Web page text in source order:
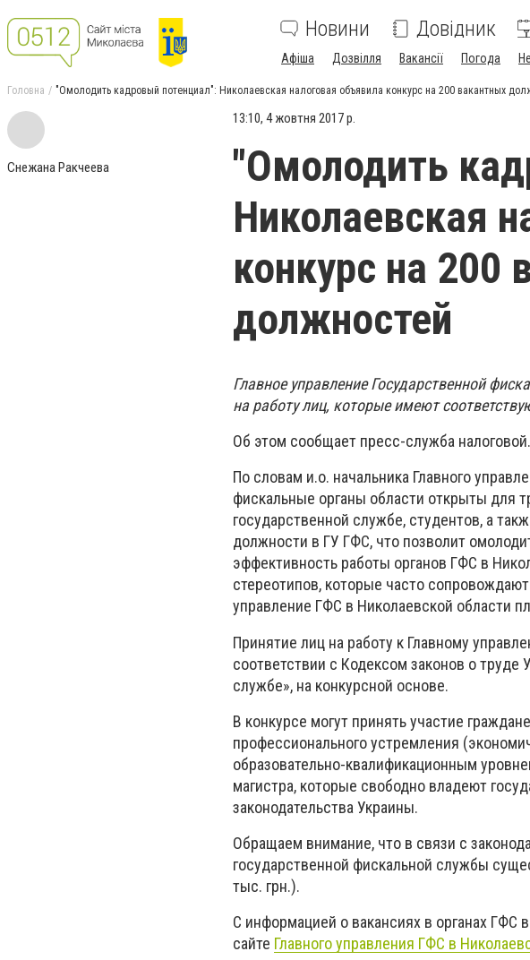
Новини Довідник
Афіша Дозвілля Вакансії Погода
Головна "Омолодить кадровый потенциал": Николаевская налоговая объявила конкурс на 200 вакантных
Снежана Ракчеева
13:10, 4 жовтня 2017 р.
"Омолодить
Николаевская
конкурс на 200
должностей
Главное управление Государственной
на работу лиц, которые имеют
Об этом сообщает пресс-служба налоговой.
По словам и.о. начальника Главного
фискальные органы области открыты для
государственной службе, студентов, а
должности в ГУ ГФС, что позволит
эффективность работы органов ГФС в
стереотипов, которые часто
управление ГФС в Николаевской области
Принятие лиц на работу к Главному
соответствии с Кодексом законов о
службе», на конкурсной основе.
В конкурсе могут принять участие
профессионального устремления
образовательно-квалификационным
магистра, которые свободно владеют
законодательства Украины.
Обращаем внимание, что в связи с
государственной фискальной службы
тыс. грн.).
С информацией о вакансиях в органах ГФС
сайте Главного управления ГФС в